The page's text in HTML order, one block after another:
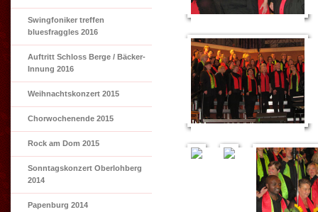
Swingfoniker treffen
bluesfraggles 2016
Auftritt Schloss Berge / Bäcker-
Innung 2016
Weihnachtskonzert 2015
Chorwochenende 2015
Rock am Dom 2015
Sonntagskonzert Oberlohberg
2014
Papenburg 2014